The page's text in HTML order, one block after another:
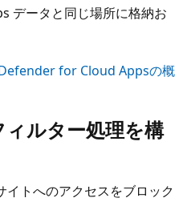
データと同じ場所に格納お
for Cloud Appsの概
ルター処理を構
トへのアクセスをブロック